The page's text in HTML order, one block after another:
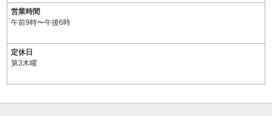
営業時間
午前9時〜午後6時
定休日
第3木曜